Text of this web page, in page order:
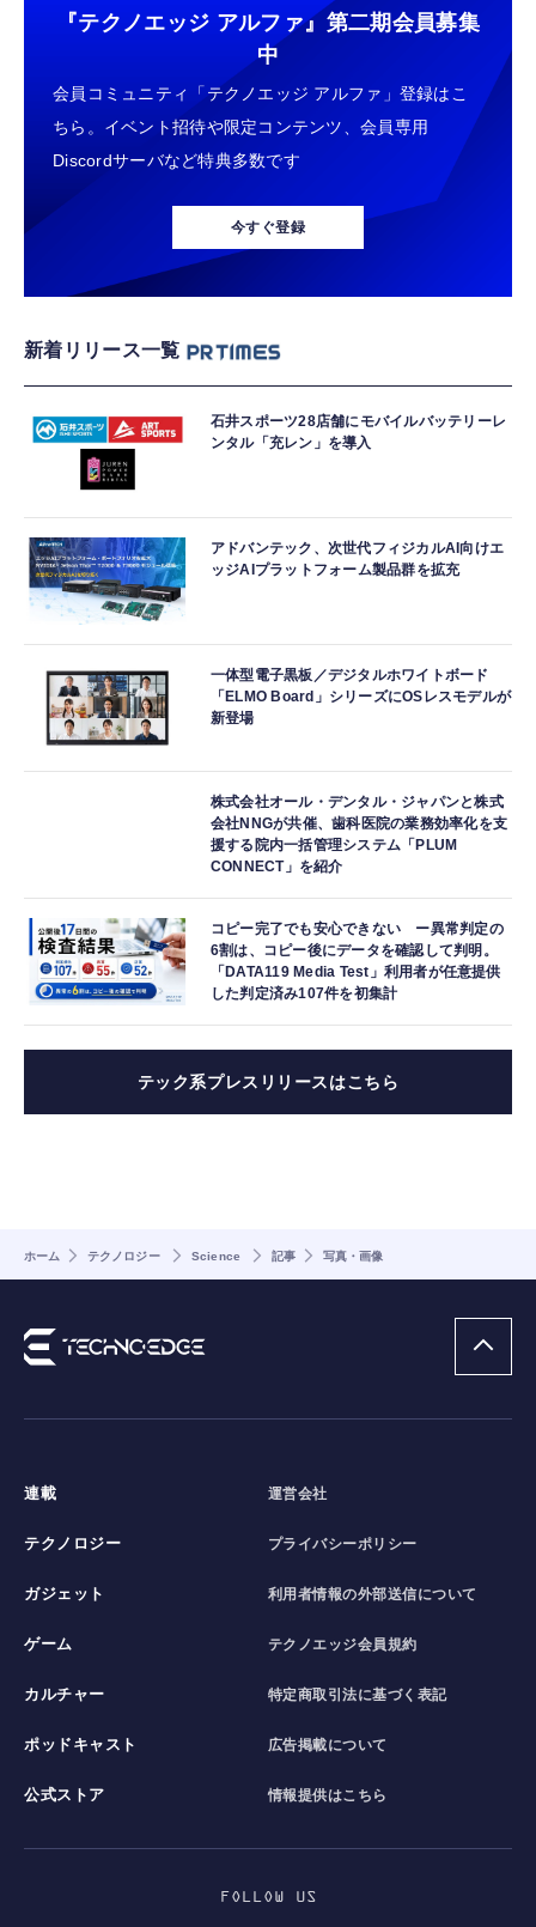
『テクノエッジ アルファ』 第二期会員募集
中
会員コミュニティ「テクノエッジ アルファ」登録はこ
ちら。イベント招待や限定コンテンツ、会員専用
Discordサーバなど特典多数です
今すぐ登録
新着リリース一覧
石井スポーツ28店舗にモバイルバッテリーレ
ンタル「充レン」を導入
アドバンテック、次世代フィジカルAI向けエ
ッジAIプラットフォーム製品群を拡充
一体型電子黒板／デジタルホワイトボード
「ELMO Board」シリーズにOSレスモデルが
新登場
株式会社オール・デンタル・ジャパンと株式
会社NNGが共催、歯科医院の業務効率化を支
援する院内一括管理システム「PLUM
CONNECT」を紹介
コピー完了でも安心できない ー異常判定の
6割は、コピー後にデータを確認して判明。
「DATA119 Media Test」利用者が任意提供
した判定済み107件を初集計
テック系プレスリリースはこちら
ホーム テクノロジー Science 記事 写真・画像
連載
テクノロジー
ガジェット
ゲーム
カルチャー
ポッドキャスト
公式ストア
運営会社
プライバシーポリシー
利用者情報の外部送信について
テクノエッジ会員規約
特定商取引法に基づく表記
広告掲載について
情報提供はこちら
FOLLOW US